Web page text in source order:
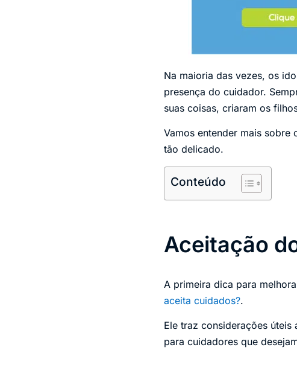
Na maioria das vezes, os
presença do cuidador.
suas coisas, criaram os
Vamos entender mais sobre
tão delicado.
Conteúdo
Aceitação
A primeira dica para
aceita cuidados?.
Ele traz considerações
para cuidadores que